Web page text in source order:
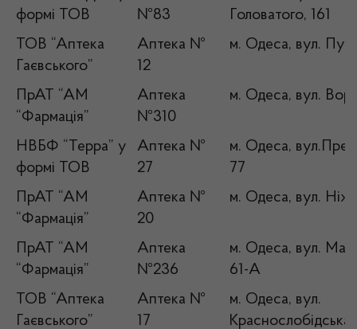
формі ТОВ
№83
Головатого, 161
ТОВ “Аптека
Гаєвського”
Аптека №
12
м. Одеса, вул.
ПрАТ “АМ
“Фармація”
Аптека
№310
м. Одеса, вул.
НВБФ “Терра” у
формі ТОВ
Аптека №
27
м. Одеса,
77
ПрАТ “АМ
“Фармація”
Аптека №
20
м. Одеса, вул.
ПрАТ “АМ
“Фармація”
Аптека
№236
м. Одеса, вул.
61-А
ТОВ “Аптека
Гаєвського”
Аптека №
17
м. Одеса, вул.